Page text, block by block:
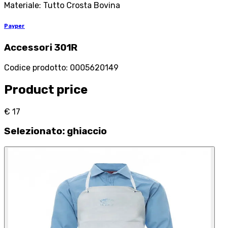
Materiale: Tutto Crosta Bovina
Payper
Accessori 301R
Codice prodotto: 0005620149
Product price
€ 17
Selezionato: ghiaccio